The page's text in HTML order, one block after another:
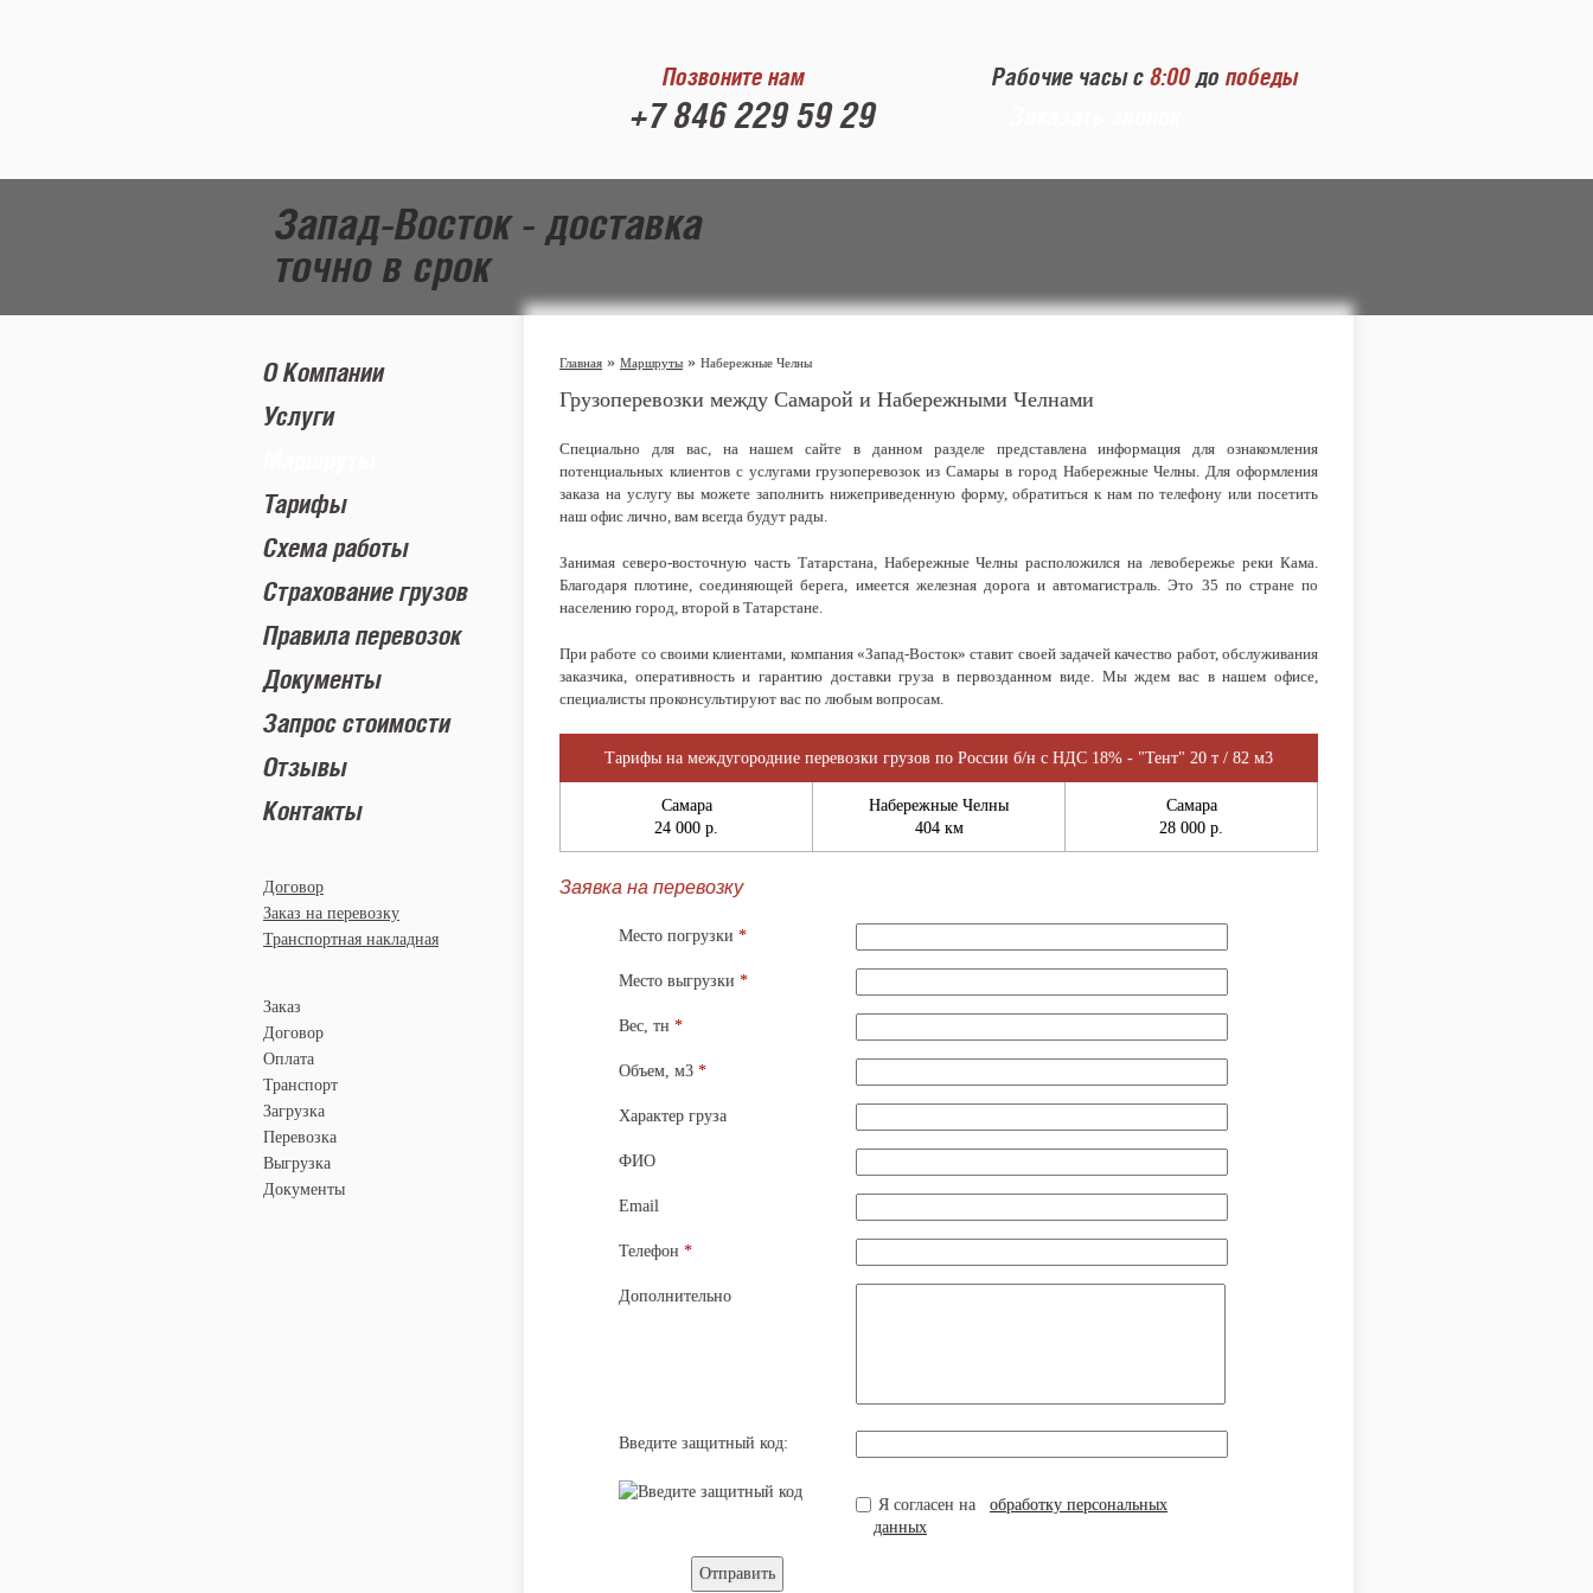
Позвоните нам
+7 846 229 59 29
Рабочие часы с 8:00до победы
Запад-Восток - доставка
точно в срок
О Компании
Услуги
Тарифы
Схема работы
Страхование грузов
Правила перевозок
Документы
Запрос стоимости
Отзывы
Контакты
Договор
Заказ на перевозку
Транспортная накладная
Заказ
Договор
Оплата
Транспорт
Загрузка
Перевозка
Выгрузка
Документы
Главная » Маршруты » Набережные Челны
Грузоперевозки между Самарой и Набережными Челнами
Специально для вас, на нашем сайте в данном разделе представлена информация для ознакомления
потенциальных клиентов с услугами грузоперевозок из Самары в город Набережные Челны. Для оформления
заказа на услугу вы можете заполнить нижеприведенную форму, обратиться к нам по телефону или посетить
наш офис лично, вам всегда будут рады.
Занимая северо-восточную часть Татарстана, Набережные Челны расположился на левобережье реки Кама.
Благодаря плотине, соединяющей берега, имеется железная дорога и автомагистраль. Это 35 по стране по
населению город, второй в Татарстане.
При работе со своими клиентами, компания «Запад-Восток» ставит своей задачей качество работ, обслуживания
заказчика, оперативность и гарантию доставки груза в первозданном виде. Мы ждем вас в нашем офисе,
специалисты проконсультируют вас по любым вопросам.
Тарифы на междугородние перевозки грузов по России б/н с НДС 18% - "Тент" 20 т / 82 м3
Самара
24 000 р.
Набережные Челны
404 км
Самара
28 000 р.
Заявка на перевозку
Место погрузки *
Место выгрузки *
Вес, тн *
Объем, м3 *
Характер груза
ФИО
Email
Телефон *
Дополнительно
Введите защитный код:
Я согласен на обработку персональных
данных